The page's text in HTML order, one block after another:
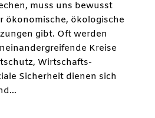
muss uns bewusst
ökonomische, ökologische
gibt. Oft werden
Kreise
Wirtschafts-
Sicherheit dienen sich